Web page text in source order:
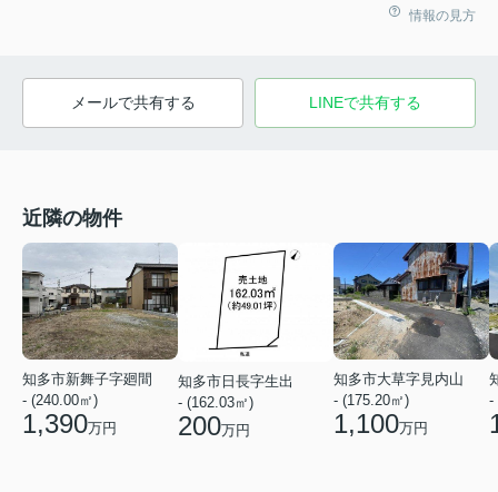
情報の見方
メールで共有する LINEで共有する
近隣の物件
知多市新舞子字廻間
- (240.00㎡)
1,390万円
知多市日長字生出
- (162.03㎡)
200万円
知多市大草字見内山
- (175.20㎡)
1,100万円
-